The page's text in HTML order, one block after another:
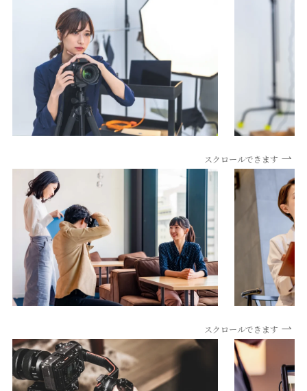
スクロールできます
スクロールできます